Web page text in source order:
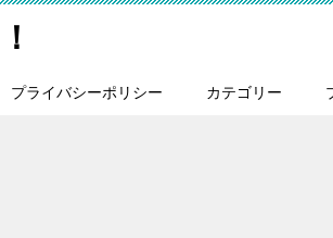
プライバシーポリシー カテゴリー